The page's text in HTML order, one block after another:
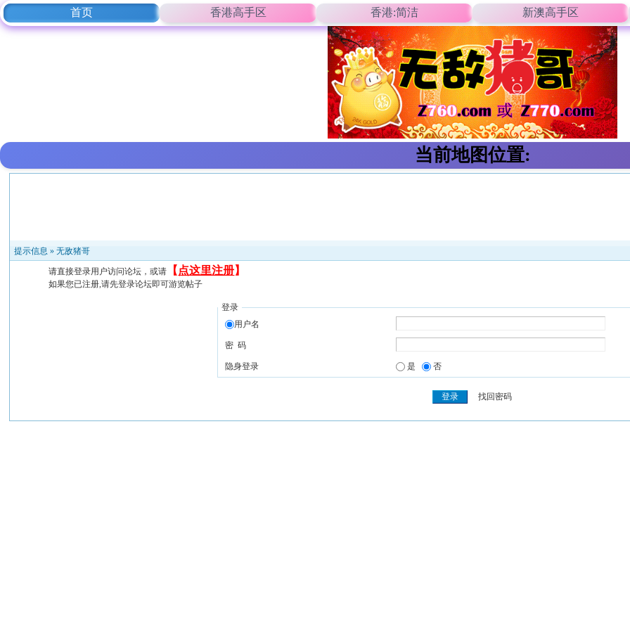
首页 香港高手区 香港:简洁 新澳高手区
当前地图位置:
提示信息 »无敌猪哥
请直接登录用户访问论坛，或请 【 点这里注册】
如果您已注册,请先登录论坛即可游览帖子
登录
用户名
密 码
隐身登录 是 否
找回密码